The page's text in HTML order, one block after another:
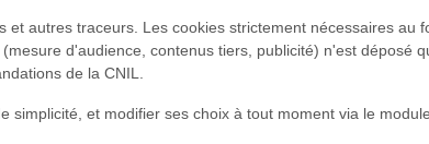
autres traceurs. Les cookies strictement nécessaires au
d'audience, contenus tiers, publicité) n'est déposé
de la CNIL.
et modifier ses choix à tout moment via le